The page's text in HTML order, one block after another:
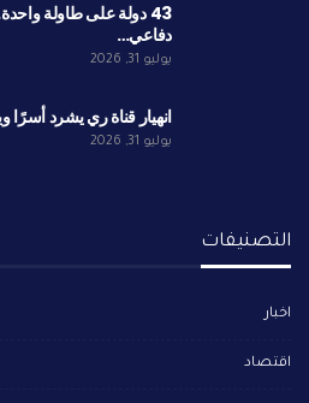
43 دولة على طاولة
دفاعي…
يوليو 31, 2026
انهيار قناة ري يشرد
يوليو 31, 2026
التصنيفات
اخبار
اقتصاد